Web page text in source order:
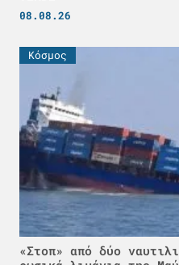
08.08.26
Κόσμος
«Στοπ» από δύο